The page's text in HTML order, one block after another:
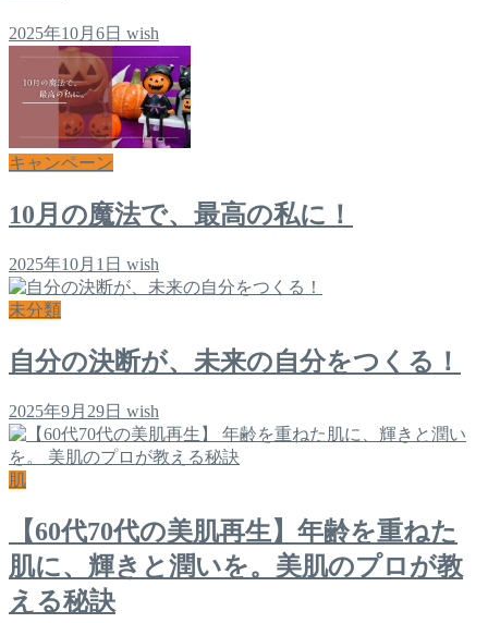
2025年10月6日 wish
キャンペーン
10月の魔法で、最高の私に！
2025年10月1日 wish
未分類
自分の決断が、未来の自分をつくる！
2025年9月29日 wish
肌
【60代70代の美肌再生】年齢を重ねた
肌に、輝きと潤いを。美肌のプロが教
える秘訣